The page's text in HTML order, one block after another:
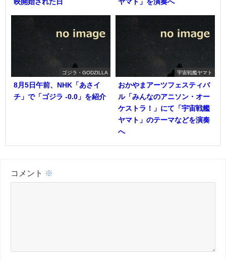
映開始された日
ヤマト」を演奏へ
ゴジラ・GODZILLA
8月5日午前、NHK「あさイ
チ」で「ゴジラ -0.0」を紹介
宇宙戦艦ヤマト
おかやまアーツフェスティバ
ル「みんなのアニソン・オー
ケストラ！」にて「宇宙戦艦
ヤマト」のテーマなどを演奏
へ
コメント ※